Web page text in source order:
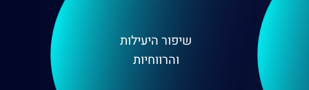
שיפור היעילות
והרווחיות